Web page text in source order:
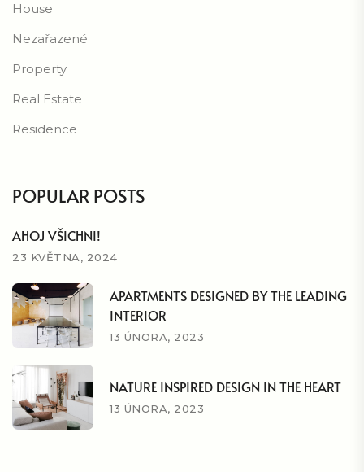
House
Nezařazené
Property
Real Estate
Residence
POPULAR POSTS
AHOJ VŠICHNI!
23 KVĚTNA, 2024
APARTMENTS DESIGNED BY THE LEADING
INTERIOR
13 ÚNORA, 2023
NATURE INSPIRED DESIGN IN THE HEART
13 ÚNORA, 2023